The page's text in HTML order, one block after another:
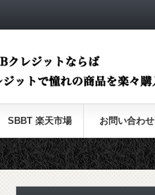
SBBT 楽天市場 お問い合わせ